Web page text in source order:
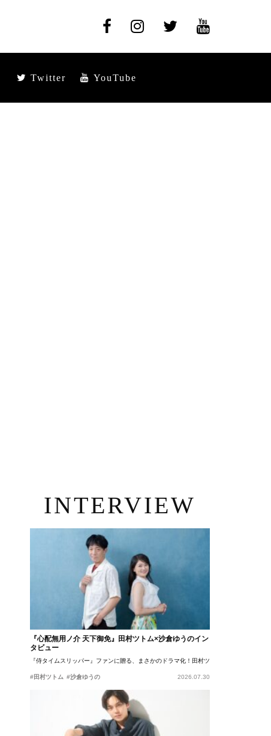
Twitter YouTube
INTERVIEW
『心配無用ノ介 天下御免』田村ツトム×沙倉ゆうのイン
タビュー
『侍タイムスリッパー』ファンに贈る、まさかのドラマ化！田村ツトム×沙倉ゆうのが語
#田村ツトム #沙倉ゆうの 2026.07.30